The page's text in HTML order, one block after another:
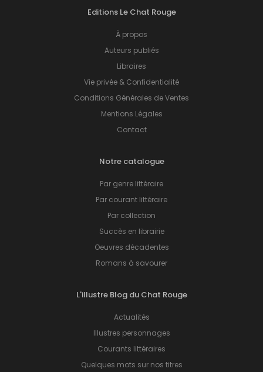
Editions Le Chat Rouge
À propos
Auteurs publiés
Libraires
Vie privée & Confidentialité
Conditions Générales de Ventes
Mentions Légales
Contact
Notre catalogue
Par genre littéraire
Par courant littéraire
Par collection
Succès en librairie
Oeuvres décadentes
Romans à savourer
L'illustre Blog du Chat Rouge
Actualités
Illustres personnages
Courants littéraires
Quelques mots sur nos titres